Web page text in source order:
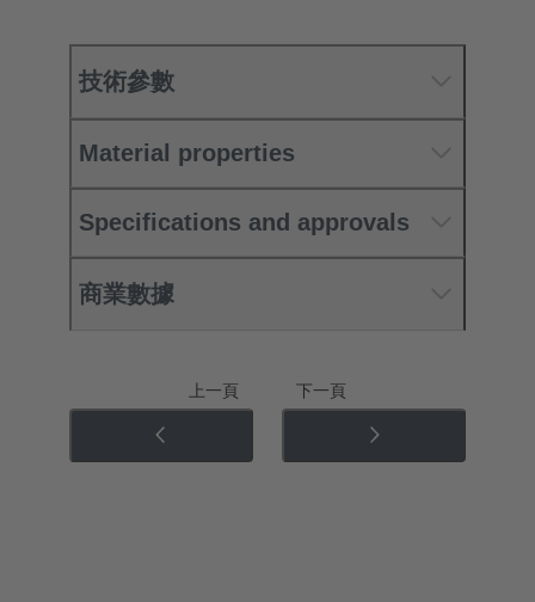
技術參數
Material properties
Specifications and approvals
商業數據
上一頁 下一頁